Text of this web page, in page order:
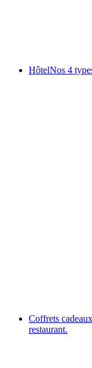
HôtelNos 4
Coffrets cadeaux
restaurant.